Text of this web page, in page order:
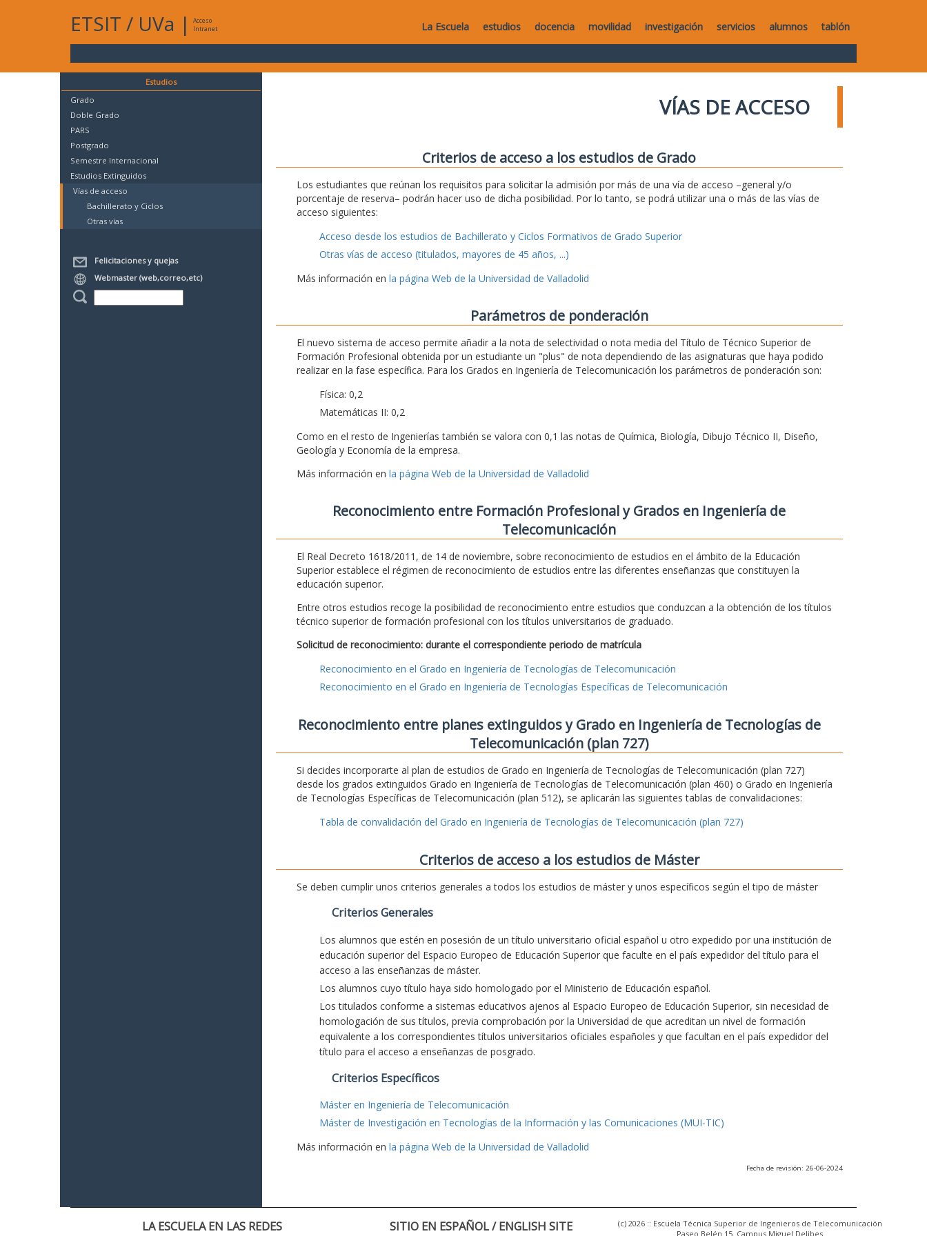
ETSIT / UVa |
Acceso
Intranet
La Escuela estudios docencia movilidad investigación servicios alumnos tablón
Estudios
Grado
Doble Grado
PARS
Postgrado
Semestre Internacional
Estudios Extinguidos
Vías de acceso
Bachillerato y Ciclos
Otras vías
Felicitaciones y quejas
Webmaster (web,correo,etc)
VÍAS DE ACCESO
Criterios de acceso a los estudios de Grado
Los estudiantes que reúnan los requisitos para solicitar la admisión por más de una vía de acceso –general y/o
porcentaje de reserva– podrán hacer uso de dicha posibilidad. Por lo tanto, se podrá utilizar una o más de las vías de
acceso siguientes:
Acceso desde los estudios de Bachillerato y Ciclos Formativos de Grado Superior
Otras vías de acceso (titulados, mayores de 45 años, ...)
Más información en la página Web de la Universidad de Valladolid
Parámetros de ponderación
El nuevo sistema de acceso permite añadir a la nota de selectividad o nota media del Título de Técnico Superior de
Formación Profesional obtenida por un estudiante un "plus" de nota dependiendo de las asignaturas que haya podido
realizar en la fase específica. Para los Grados en Ingeniería de Telecomunicación los parámetros de ponderación son:
Física: 0,2
Matemáticas II: 0,2
Como en el resto de Ingenierías también se valora con 0,1 las notas de Química, Biología, Dibujo Técnico II, Diseño,
Geología y Economía de la empresa.
Más información en la página Web de la Universidad de Valladolid
Reconocimiento entre Formación Profesional y Grados en Ingeniería de
Telecomunicación
El Real Decreto 1618/2011, de 14 de noviembre, sobre reconocimiento de estudios en el ámbito de la Educación
Superior establece el régimen de reconocimiento de estudios entre las diferentes enseñanzas que constituyen la
educación superior.
Entre otros estudios recoge la posibilidad de reconocimiento entre estudios que conduzcan a la obtención de los títulos
técnico superior de formación profesional con los títulos universitarios de graduado.
Solicitud de reconocimiento: durante el correspondiente periodo de matrícula
Reconocimiento en el Grado en Ingeniería de Tecnologías de Telecomunicación
Reconocimiento en el Grado en Ingeniería de Tecnologías Específicas de Telecomunicación
Reconocimiento entre planes extinguidos y Grado en Ingeniería de Tecnologías de
Telecomunicación (plan 727)
Si decides incorporarte al plan de estudios de Grado en Ingeniería de Tecnologías de Telecomunicación (plan 727)
desde los grados extinguidos Grado en Ingeniería de Tecnologías de Telecomunicación (plan 460) o Grado en Ingeniería
de Tecnologías Específicas de Telecomunicación (plan 512), se aplicarán las siguientes tablas de convalidaciones:
Tabla de convalidación del Grado en Ingeniería de Tecnologías de Telecomunicación (plan 727)
Criterios de acceso a los estudios de Máster
Se deben cumplir unos criterios generales a todos los estudios de máster y unos específicos según el tipo de máster
Criterios Generales
Los alumnos que estén en posesión de un título universitario oficial español u otro expedido por una institución de
educación superior del Espacio Europeo de Educación Superior que faculte en el país expedidor del título para el
acceso a las enseñanzas de máster.
Los alumnos cuyo título haya sido homologado por el Ministerio de Educación español.
Los titulados conforme a sistemas educativos ajenos al Espacio Europeo de Educación Superior, sin necesidad de
homologación de sus títulos, previa comprobación por la Universidad de que acreditan un nivel de formación
equivalente a los correspondientes títulos universitarios oficiales españoles y que facultan en el país expedidor del
título para el acceso a enseñanzas de posgrado.
Criterios Específicos
Máster en Ingeniería de Telecomunicación
Máster de Investigación en Tecnologías de la Información y las Comunicaciones (MUI-TIC)
Más información en la página Web de la Universidad de Valladolid
Fecha de revisión: 26-06-2024
LA ESCUELA EN LAS REDES SITIO EN ESPAÑOL / ENGLISH SITE
(c) 2026 :: Escuela Técnica Superior de Ingenieros de Telecomunicación
Paseo Belén 15. Campus Miguel Delibes